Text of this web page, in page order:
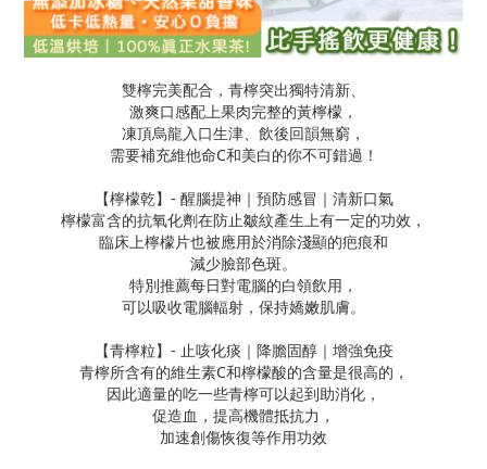
雙檸完美配合，青檸突出獨特清新、
激爽口感配上果肉完整的黃檸檬，
凍頂烏龍入口生津、飲後回韻無窮，
需要補充維他命C和美白的你不可錯過！
【檸檬乾】 - 醒腦提神｜預防感冒｜清新口氣
檸檬富含的抗氧化劑在防止皺紋產生上有一定的功效，
臨床上檸檬片也被應用於消除淺顯的疤痕和
減少臉部色斑。
特別推薦每日對電腦的白領飲用，
可以吸收電腦輻射，保持嬌嫩肌膚。
【青檸粒】 - 止咳化痰｜降膽固醇｜增強免疫
青檸所含有的維生素C和檸檬酸的含量是很高的，
因此適量的吃一些青檸可以起到助消化，
促造血，提高機體抵抗力，
加速創傷恢復等作用功效